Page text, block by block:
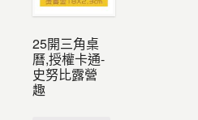
25開三角桌
曆,授權卡通-
史努比露營
趣